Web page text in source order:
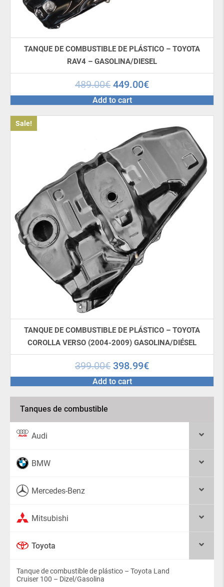
Tanques de combustible
Audi
BMW
Mercedes-Benz
Mitsubishi
Toyota
Tanque de combustible de plástico – Toyota Land
Cruiser 100 – Dizel/Gasolina
TANQUE DE COMBUSTIBLE DE PLÁSTICO – TOYOTA
RAV4 – GASOLINA/DIESEL
489.00€ 449.00€
Add to cart
Sale!
TANQUE DE COMBUSTIBLE DE PLÁSTICO – TOYOTA
COROLLA VERSO (2004-2009) GASOLINA/DIÉSEL
399.00€ 398.99€
Add to cart